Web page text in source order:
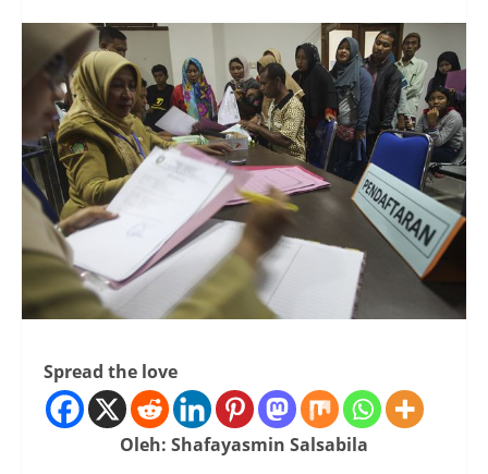
Spread the love
Oleh: Shafayasmin Salsabila